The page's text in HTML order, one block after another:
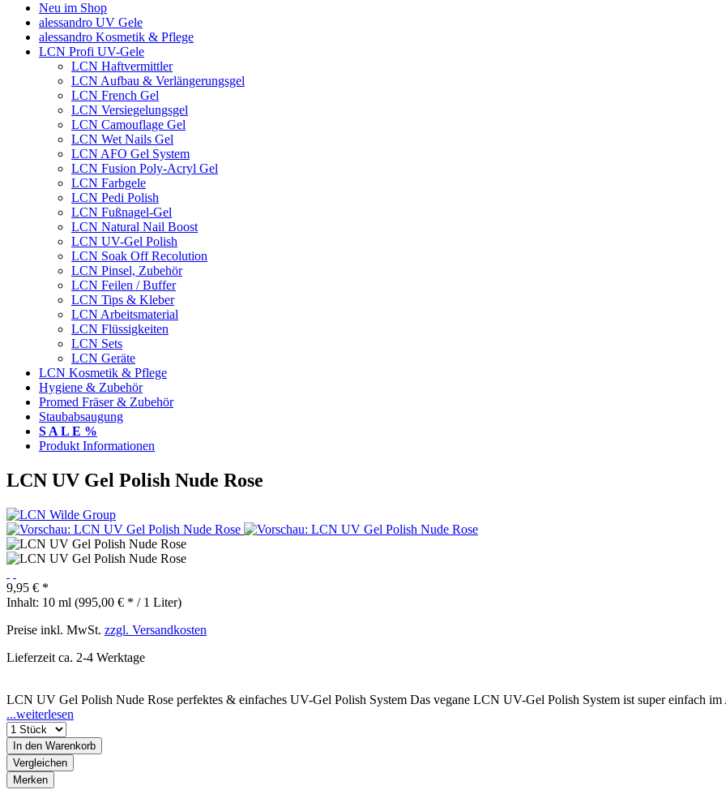
Neu im Shop
alessandro UV Gele
alessandro Kosmetik & Pflege
LCN Profi UV-Gele
LCN Haftvermittler
LCN Aufbau & Verlängerungsgel
LCN French Gel
LCN Versiegelungsgel
LCN Camouflage Gel
LCN Wet Nails Gel
LCN AFO Gel System
LCN Fusion Poly-Acryl Gel
LCN Farbgele
LCN Pedi Polish
LCN Fußnagel-Gel
LCN Natural Nail Boost
LCN UV-Gel Polish
LCN Soak Off Recolution
LCN Pinsel, Zubehör
LCN Feilen / Buffer
LCN Tips & Kleber
LCN Arbeitsmaterial
LCN Flüssigkeiten
LCN Sets
LCN Geräte
LCN Kosmetik & Pflege
Hygiene & Zubehör
Promed Fräser & Zubehör
Staubabsaugung
S A L E %
Produkt Informationen
LCN UV Gel Polish Nude Rose
9,95 € *
Inhalt: 10 ml (995,00 € * / 1 Liter)
Preise inkl. MwSt. zzgl. Versandkosten
Lieferzeit ca. 2-4 Werktage
LCN UV Gel Polish Nude Rose perfektes & einfaches UV-Gel Polish System Das vegane LCN UV-Gel Polish System ist super einfach
...weiterlesen
In den Warenkorb
Vergleichen
Merken